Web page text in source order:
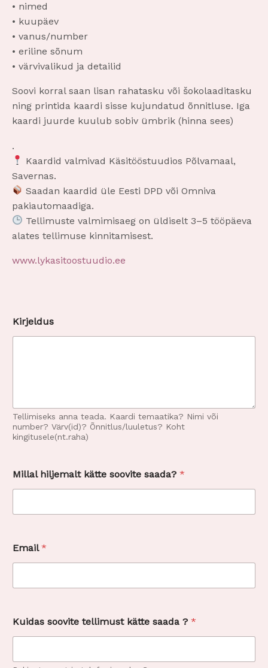
• nimed
• kuupäev
• vanus/number
• eriline sõnum
• värvivalikud ja detailid
Soovi korral saan lisan rahatasku või šokolaaditasku
ning printida kaardi sisse kujundatud õnnitluse. Iga
kaardi juurde kuulub sobiv ümbrik (hinna sees)
.
Kaardid valmivad Käsitööstuudios Põlvamaal,
Savernas.
Saadan kaardid üle Eesti DPD või Omniva
pakiautomaadiga.
Tellimuste valmimisaeg on üldiselt 3–5 tööpäeva
alates tellimuse kinnitamisest.
www.lykasitoostuudio.ee
i
l
j
e
m
t
Kirjeldus
Tellimiseks anna teada. Kaardi temaatika? Nimi või
number? Värv(id)? Õnnitlus/luuletus? Koht
kingitusele(nt.raha)
Millal hiljemalt kätte soovite saada? *
Email*
Kuidas soovite tellimust kätte saada ? *